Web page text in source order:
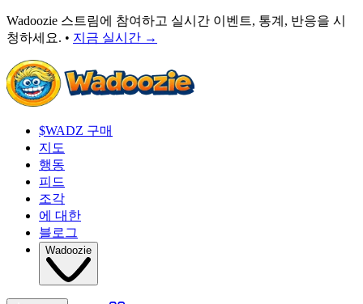
Wadoozie 스트림에 참여하고 실시간 이벤트, 통계, 반응을 시
청하세요. • 지금 실시간 →
$WADZ 구매
지도
행동
피드
조각
에 대한
블로그
Wadoozie